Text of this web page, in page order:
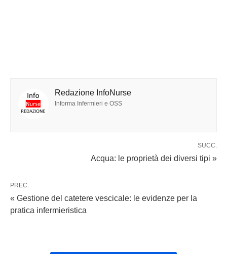
Redazione InfoNurse
Informa Infermieri e OSS
SUCC.
Acqua: le proprietà dei diversi tipi »
PREC.
« Gestione del catetere vescicale: le evidenze per la
pratica infermieristica